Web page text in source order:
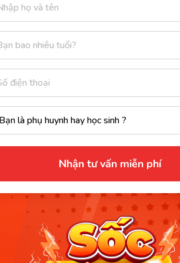
Nhận tư vấn miễn phí
IQ hiệu quả bố mẹ nên áp dụng vào
tiễn. (Ảnh: Sưu tầm internet)
sẽ giúp các con ghi nhớ được các
vận dụng chúng vào thực tế cuộc
Chẳng hạn,
bé cùng mẹ đi siêu
bé tính tiền hay trước giờ cơm,
bát đũa đủ cho các thành viên